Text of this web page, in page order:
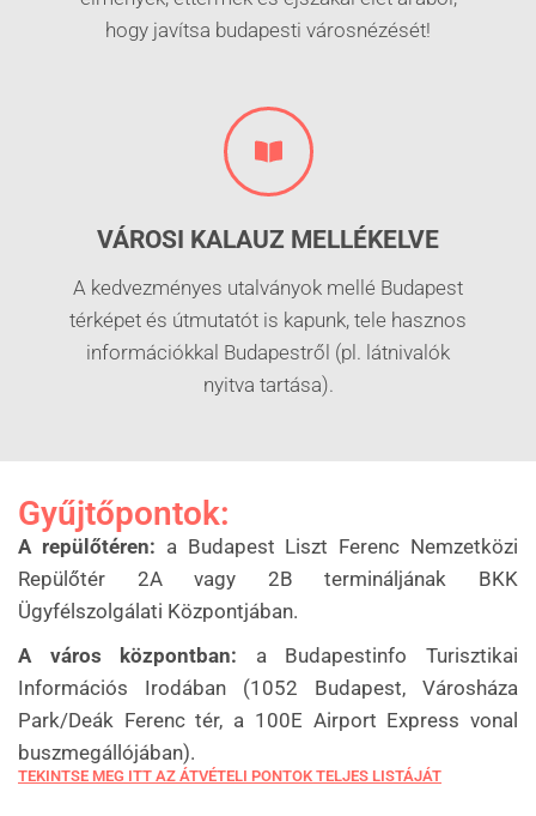
hogy javítsa budapesti városnézését!
VÁROSI KALAUZ MELLÉKELVE
A kedvezményes utalványok mellé Budapest
térképet és útmutatót is kapunk, tele hasznos
információkkal Budapestről (pl. látnivalók
nyitva tartása).
Gyűjtőpontok:
A repülőtéren: a Budapest Liszt Ferenc Nemzetközi
Repülőtér 2A vagy 2B termináljának BKK
Ügyfélszolgálati Központjában.
A város központban: a Budapestinfo Turisztikai
Információs Irodában (1052 Budapest, Városháza
Park/Deák Ferenc tér, a 100E Airport Express vonal
buszmegállójában).
TEKINTSE MEG ITT AZ ÁTVÉTELI PONTOK TELJES LISTÁJÁT